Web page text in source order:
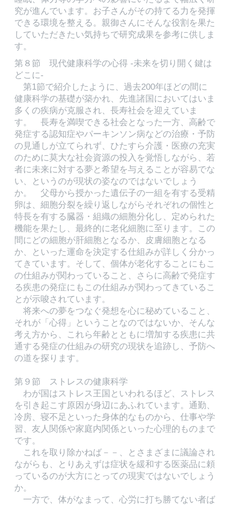
究が進んでいます。お子さんがその持てる力を発揮
できる環境を整える。親御さんにそんな役割を果た
していただきたい気持ちで研究成果を参考に供しま
す。
第８節 現代健康科学の心得 -未来を切り開く鍵は
どこに-
第1節で紹介したように、過去200年ほどの間に
健康科学の基礎が築かれ、先進諸国においてはいま
多くの疾病が克服され、長寿社会を迎えていま
す。 長寿を満喫できる社会となった一方、高齢で
発症する認知症やパーキンソン病などの治療・予防
の見通しが立てられず、ひたすら介護・医療の充実
のために莫大な社会資源の投入を覚悟しながら、若
者に未来に対する夢と希望を与えることが容易でな
い、というのが現状の姿なのではないでしょう
か。 父母から授かった遺伝子の一組を有する受精
卵は、細胞分裂を繰り返しながらそれぞれの個性と
特長を有する臓器・組織の細胞分化し、定められた
機能を果たし、最終的に老化細胞に至ります。この
間にどの細胞が肝細胞となるか、皮膚細胞となる
か、といった運命を決定する仕組みが詳しく分かっ
てきています。そして、個体が老化することにもこ
の仕組みが関わっていること、さらに高齢で発症す
る疾患の発症にもこの仕組みが関わってきているこ
とが示唆されています。
将来への夢をつなぐ発想を心に秘めていること、
それが「心得」ということなのではないか、そんな
考え方から、これら年齢とともに増加する疾患に共
通する発症の仕組みの研究の現状を追跡し、予防へ
の道を探ります。
第９節 ストレスの健康科学
わが国はストレス王国といわれるほど、ストレス
を引き起こす原因が身辺にあふれています。通勤、
冷房、寝不足といった身体的なものから、仕事や学
習、友人関係や家庭内関係といった心理的ものまで
です。
これを取り除かねば－－、とさまざまに議論され
ながらも、とりあえずは症状を緩和する医薬品に頼
っているのが大方にとっての現実ではないでしょう
か。
一方で、体がなまって、心労に打ち勝てない者ば